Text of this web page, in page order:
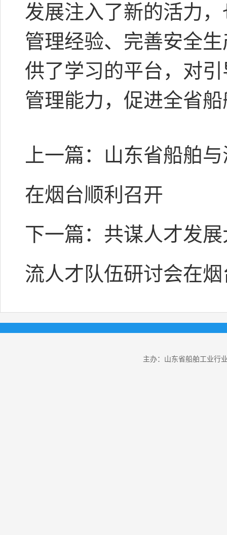
发展注入了新的活力
管理经验、完善安全
供了学习的平台，对
管理能力，促进全省
上一篇： 山东省船舶
在烟台顺利召开
下一篇： 共谋人才发
流人才队伍研讨会在
主办：山东省船舶工业行